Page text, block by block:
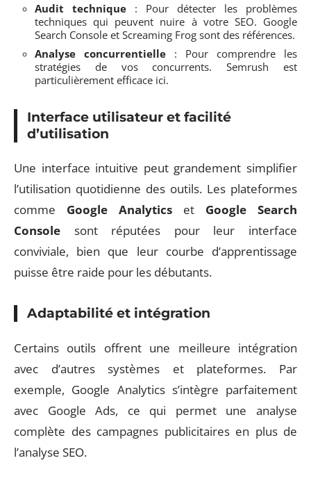
Audit technique : Pour détecter les problèmes
techniques qui peuvent nuire à votre SEO. Google
Search Console et Screaming Frog sont des références.
Analyse concurrentielle : Pour comprendre les
stratégies de vos concurrents. Semrush est
particulièrement efficace ici.
Interface utilisateur et facilité
d’utilisation
Une interface intuitive peut grandement simplifier
l’utilisation quotidienne des outils. Les plateformes
comme Google Analytics et Google Search
Console sont réputées pour leur interface
conviviale, bien que leur courbe d’apprentissage
puisse être raide pour les débutants.
Adaptabilité et intégration
Certains outils offrent une meilleure intégration
avec d’autres systèmes et plateformes. Par
exemple, Google Analytics s’intègre parfaitement
avec Google Ads, ce qui permet une analyse
complète des campagnes publicitaires en plus de
l’analyse SEO.